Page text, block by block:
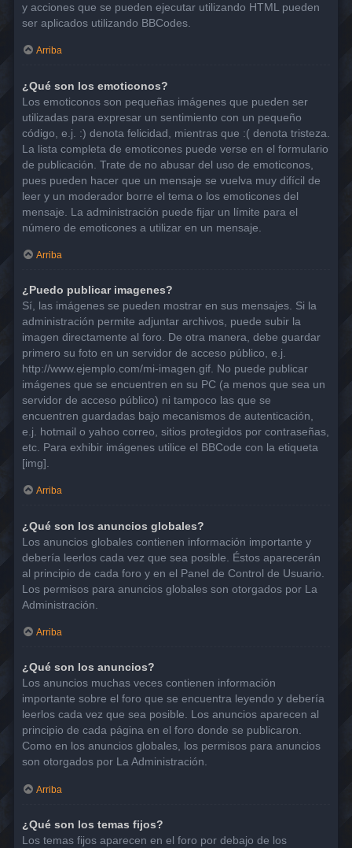
y acciones que se pueden ejecutar utilizando HTML pueden
ser aplicados utilizando BBCodes.
Arriba
¿Qué son los emoticonos?
Los emoticonos son pequeñas imágenes que pueden ser
utilizadas para expresar un sentimiento con un pequeño
código, e.j. :) denota felicidad, mientras que :( denota tristeza.
La lista completa de emoticones puede verse en el formulario
de publicación. Trate de no abusar del uso de emoticonos,
pues pueden hacer que un mensaje se vuelva muy difícil de
leer y un moderador borre el tema o los emoticones del
mensaje. La administración puede fijar un límite para el
número de emoticones a utilizar en un mensaje.
Arriba
¿Puedo publicar imagenes?
Sí, las imágenes se pueden mostrar en sus mensajes. Si la
administración permite adjuntar archivos, puede subir la
imagen directamente al foro. De otra manera, debe guardar
primero su foto en un servidor de acceso público, e.j.
http://www.ejemplo.com/mi-imagen.gif. No puede publicar
imágenes que se encuentren en su PC (a menos que sea un
servidor de acceso público) ni tampoco las que se
encuentren guardadas bajo mecanismos de autenticación,
e.j. hotmail o yahoo correo, sitios protegidos por contraseñas,
etc. Para exhibir imágenes utilice el BBCode con la etiqueta
[img].
Arriba
¿Qué son los anuncios globales?
Los anuncios globales contienen información importante y
debería leerlos cada vez que sea posible. Éstos aparecerán
al principio de cada foro y en el Panel de Control de Usuario.
Los permisos para anuncios globales son otorgados por La
Administración.
Arriba
¿Qué son los anuncios?
Los anuncios muchas veces contienen información
importante sobre el foro que se encuentra leyendo y debería
leerlos cada vez que sea posible. Los anuncios aparecen al
principio de cada página en el foro donde se publicaron.
Como en los anuncios globales, los permisos para anuncios
son otorgados por La Administración.
Arriba
¿Qué son los temas fijos?
Los temas fijos aparecen en el foro por debajo de los